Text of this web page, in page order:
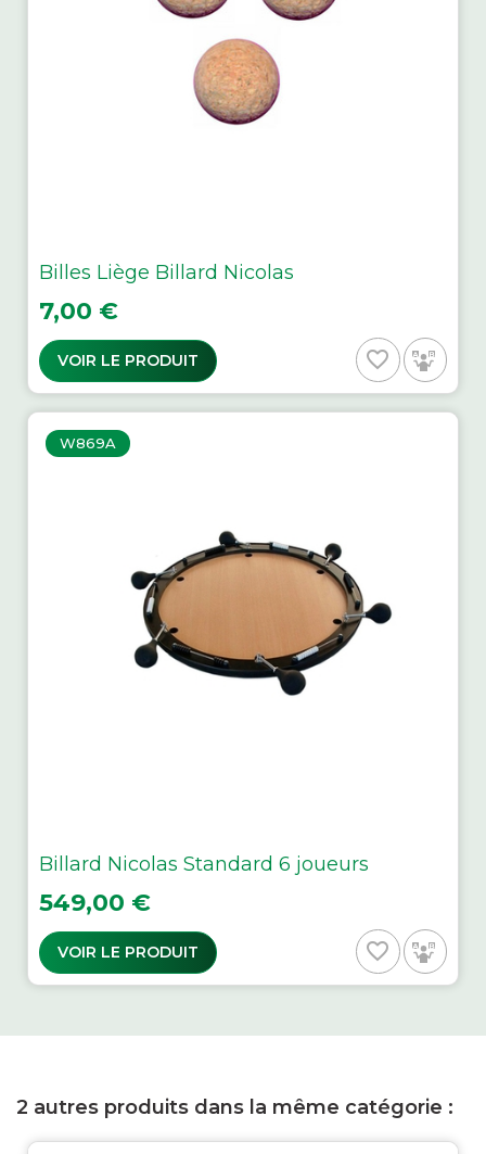
Billes Liège Billard Nicolas
Prix
7,00 €
VOIR LE PRODUIT favorite_border
W869A
Billard Nicolas Standard 6 joueurs
Prix
549,00 €
VOIR LE PRODUIT favorite_border
2 autres produits dans la même catégorie :